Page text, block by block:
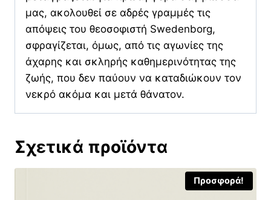
μας, ακολουθεί σε αδρές γραμμές τις
απόψεις του θεοσοφιστή Swedenborg,
σφραγίζεται, όμως, από τις αγωνίες της
άχαρης και σκληρής καθημερινότητας της
ζωής, που δεν παύουν να καταδιώκουν τον
νεκρό ακόμα και μετά θάνατον.
Σχετικά προϊόντα
Προσφορά!